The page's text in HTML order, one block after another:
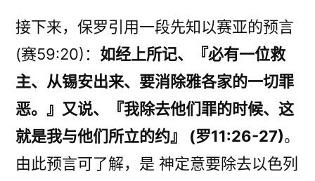
接下来，保罗引用一段先知以赛亚的预言
(赛59:20)： 如经上所记、『必有一位救
主、从锡安出来、要消除雅各家的一切罪
恶。』又说、『我除去他们罪的时候、这
就是我与他们所立的约』 (罗11:26-27)。
由此预言可了解，是 神定意要除去以色列